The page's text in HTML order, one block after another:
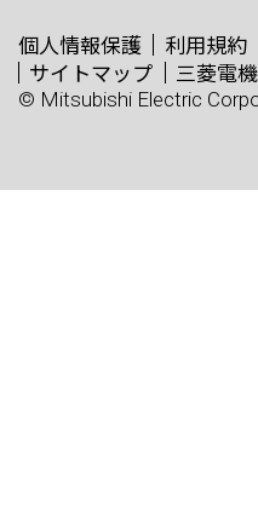
個人情報保護 利用規約
サイトマップ
三菱電
© Mitsubishi Electric